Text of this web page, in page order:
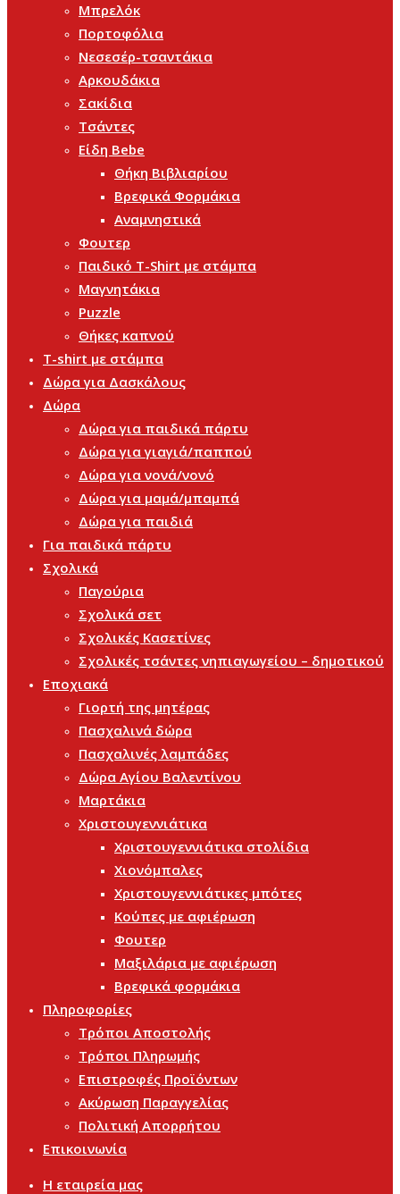
Μπρελόκ
Πορτοφόλια
Νεσεσέρ-τσαντάκια
Αρκουδάκια
Σακίδια
Τσάντες
Είδη Bebe
Θήκη Βιβλιαρίου
Βρεφικά Φορμάκια
Αναμνηστικά
Φουτερ
Παιδικό T-Shirt με στάμπα
Μαγνητάκια
Puzzle
Θήκες καπνού
T-shirt με στάμπα
Δώρα για Δασκάλους
Δώρα
Δώρα για παιδικά πάρτυ
Δώρα για γιαγιά/παππού
Δώρα για νονά/νονό
Δώρα για μαμά/μπαμπά
Δώρα για παιδιά
Για παιδικά πάρτυ
Σχολικά
Παγούρια
Σχολικά σετ
Σχολικές Κασετίνες
Σχολικές τσάντες νηπιαγωγείου – δημοτικού
Εποχιακά
Γιορτή της μητέρας
Πασχαλινά δώρα
Πασχαλινές λαμπάδες
Δώρα Αγίου Βαλεντίνου
Μαρτάκια
Χριστουγεννιάτικα
Χριστουγεννιάτικα στολίδια
Χιονόμπαλες
Χριστουγεννιάτικες μπότες
Κούπες με αφιέρωση
Φουτερ
Μαξιλάρια με αφιέρωση
Βρεφικά φορμάκια
Πληροφορίες
Τρόποι Αποστολής
Τρόποι Πληρωμής
Επιστροφές Προϊόντων
Ακύρωση Παραγγελίας
Πολιτική Απορρήτου
Επικοινωνία
Η εταιρεία μας